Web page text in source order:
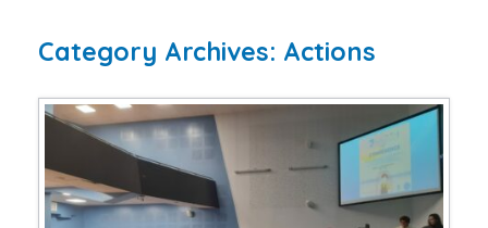
Category Archives: Actions